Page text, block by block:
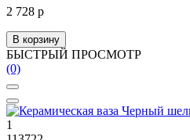
2 728 р
В корзину
БЫСТРЫЙ ПРОСМОТР
(0)
1